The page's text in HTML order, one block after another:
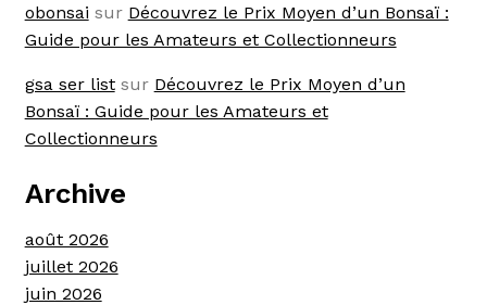
obonsai sur Découvrez le Prix Moyen d’un Bonsaï :
Guide pour les Amateurs et Collectionneurs
gsa ser listsur Découvrez le Prix Moyen d’un
Bonsaï : Guide pour les Amateurs et
Collectionneurs
Archive
août 2026
juillet 2026
juin 2026